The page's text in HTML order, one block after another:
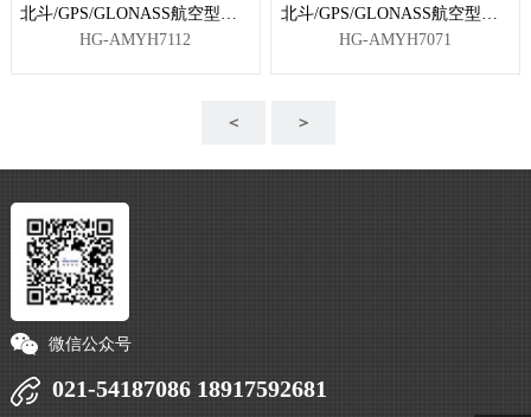
HG-AMYH7112
HG-AMYH7071
＜ ＞
微信公众号
021-54187086 18917592681